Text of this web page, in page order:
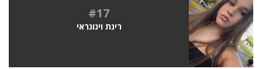
#17
רינת וינוגראי